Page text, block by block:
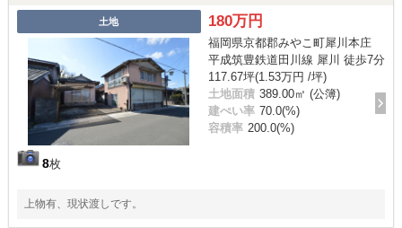
土地
8枚
180万円
福岡県京都郡みやこ町犀川本庄
平成筑豊鉄道田川線 犀川 徒歩7分
117.67坪(1.53万円 /坪)
土地面積 389.00㎡ (公簿)
建ぺい率 70.0(%)
容積率 200.0(%)
上物有、現状渡しです。